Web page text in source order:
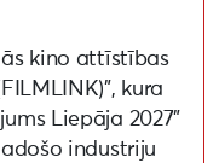
kino attīstības
kura
Liepāja 2027”
industriju